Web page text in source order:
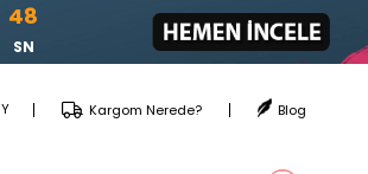
47
SN
Blog
Kargom Nerede?